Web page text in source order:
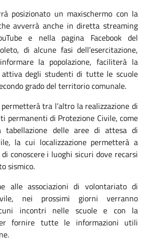
posizionato un maxischermo con la
avverrà anche in diretta streaming
e nella pagina Facebook del
di alcune fasi dell’esercitazione,
la popolazione, faciliterà la
attiva degli studenti di tutte le scuole
grado del territorio comunale.
permetterà tra l’altro la realizzazione di
permanenti di Protezione Civile, come
tabellazione delle aree di attesa di
la cui localizzazione permetterà a
conoscere i luoghi sicuri dove recarsi
sismico.
alle associazioni di volontariato di
nei prossimi giorni verranno
incontri nelle scuole e con la
fornire tutte le informazioni utili